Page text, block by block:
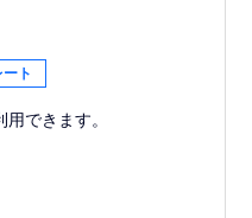
ト
できます。